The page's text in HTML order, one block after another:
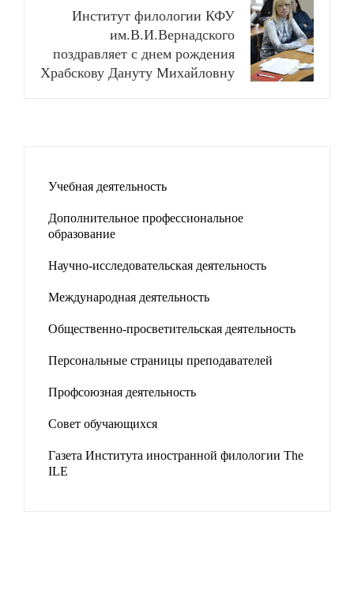
Институт филологии КФУ
им.В.И.Вернадского
поздравляет с днем рождения
Храбскову Дануту Михайловну
Учебная деятельность
Дополнительное профессиональное
образование
Научно-исследовательская деятельность
Международная деятельность
Общественно-просветительская деятельность
Персональные страницы преподавателей
Профсоюзная деятельность
Совет обучающихся
Газета Института иностранной филологии The
ILE